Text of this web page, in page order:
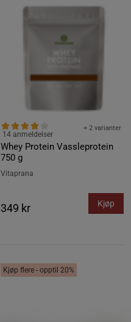
Whey Protein Vassleprotein
750 g
+ 2 varianter
14 anmeldelser
Vitaprana
349 kr Kjøp
Kjøp flere - opptil 20%